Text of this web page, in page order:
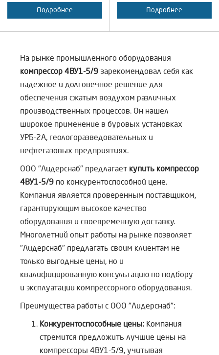
Подробнее Подробнее
На рынке промышленного оборудования
компрессор 4ВУ1-5/9 зарекомендовал себя как
надежное и долговечное решение для
обеспечения сжатым воздухом различных
производственных процессов. Он нашел
широкое применение в буровых установках
УРБ-2А, геологоразведовательных и
нефтегазовых предприятиях.
ООО "Лидерснаб" предлагает купить компрессор
4ВУ1-5/9 по конкурентоспособной цене.
Компания является проверенным поставщиком,
гарантирующим высокое качество
оборудования и своевременную доставку.
Многолетний опыт работы на рынке позволяет
"Лидерснаб" предлагать своим клиентам не
только выгодные цены, но и
квалифицированную консультацию по подбору
и эксплуатации компрессорного оборудования.
Преимущества работы с ООО "Лидерснаб":
Конкурентоспособные цены: Компания
стремится предложить лучшие цены на
компрессоры 4ВУ1-5/9, учитывая